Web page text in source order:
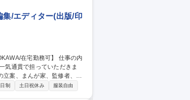
/エディター(出版/印
気通貫で担っていただきま
行物の宣伝・販促。企画し
制 土日祝休み 服装自由